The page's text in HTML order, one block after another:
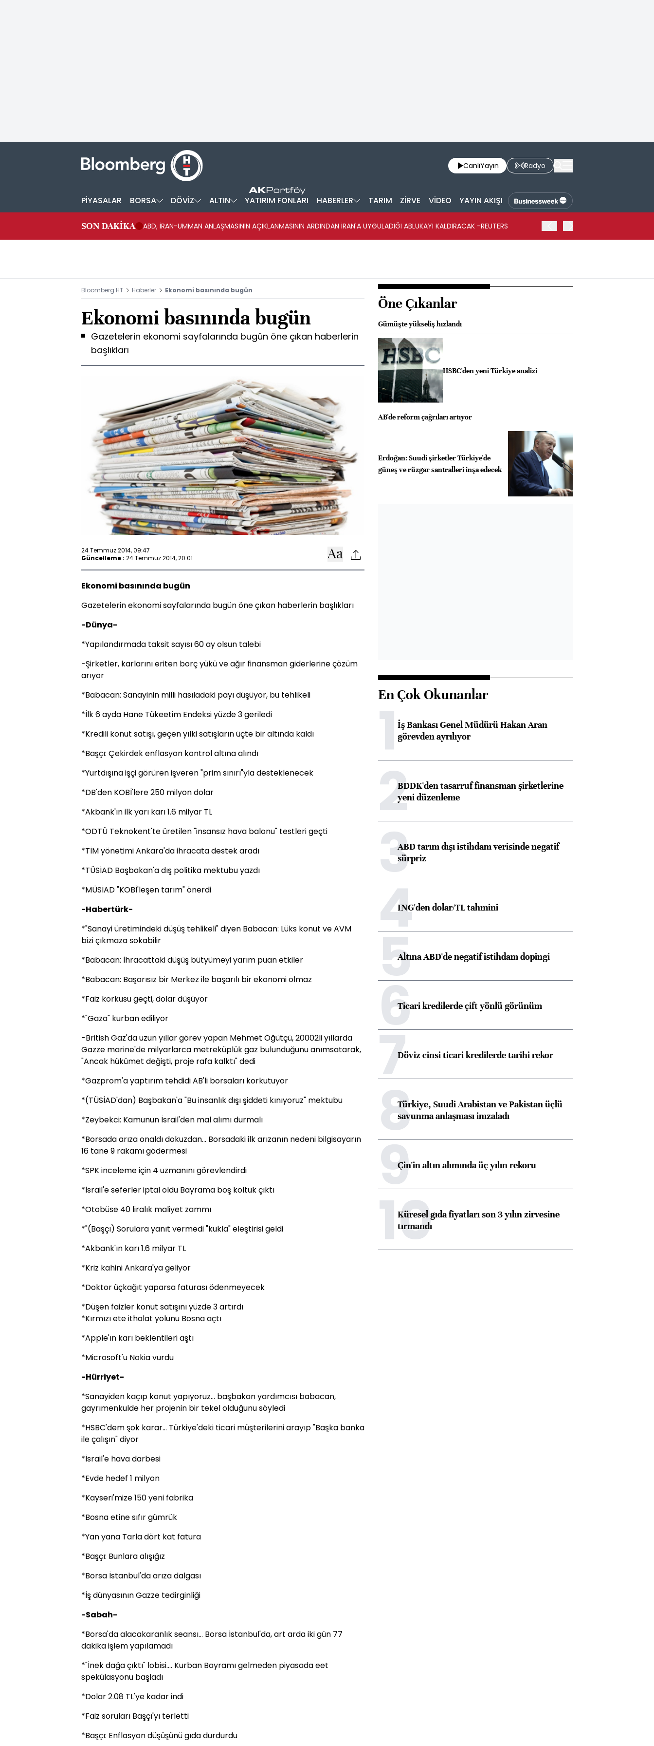
CanlıYayın Radyo
PİYASALAR BORSA DÖVİZ ALTIN YATIRIM FONLARI HABERLER TARIM ZİRVE VİDEO YAYIN AKIŞI
SON DAKİKA ABD, İRAN-UMMAN ANLAŞMASININ AÇIKLANMASININ ARDINDAN İRAN'A UYGULADIĞI ABLUKAYI KALDIRACAK -REUTERS
Bloomberg HT Haberler Ekonomi basınında bugün
Ekonomi basınında bugün
Gazetelerin ekonomi sayfalarında bugün öne çıkan haberlerin
başlıkları
24 Temmuz 2014, 09:47
Güncelleme : 24 Temmuz 2014, 20:01
Ekonomi basınında bugün
Gazetelerin ekonomi sayfalarında bugün öne çıkan haberlerin başlıkları
-Dünya-
*Yapılandırmada taksit sayısı 60 ay olsun talebi
-Şirketler, karlarını eriten borç yükü ve ağır finansman giderlerine çözüm
arıyor
*Babacan: Sanayinin milli hasıladaki payı düşüyor, bu tehlikeli
*İlk 6 ayda Hane Tükeetim Endeksi yüzde 3 geriledi
*Kredili konut satışı, geçen yılki satışların üçte bir altında kaldı
*Başçı: Çekirdek enflasyon kontrol altına alındı
*Yurtdışına işçi görüren işveren "prim sınırı"yla desteklenecek
*DB'den KOBİ'lere 250 milyon dolar
*Akbank'ın ilk yarı karı 1.6 milyar TL
*ODTÜ Teknokent'te üretilen "insansız hava balonu" testleri geçti
*TİM yönetimi Ankara'da ihracata destek aradı
*TÜSİAD Başbakan'a dış politika mektubu yazdı
*MÜSİAD "KOBİ'leşen tarım" önerdi
-Habertürk-
*"Sanayi üretimindeki düşüş tehlikeli" diyen Babacan: Lüks konut ve AVM
bizi çıkmaza sokabilir
*Babacan: İhracattaki düşüş bütyümeyi yarım puan etkiler
*Babacan: Başarısız bir Merkez ile başarılı bir ekonomi olmaz
*Faiz korkusu geçti, dolar düşüyor
*"Gaza" kurban ediliyor
-British Gaz'da uzun yıllar görev yapan Mehmet Öğütçü, 20002li yıllarda
Gazze marine'de milyarlarca metreküplük gaz bulunduğunu anımsatarak,
"Ancak hükümet değişti, proje rafa kalktı" dedi
*Gazprom'a yaptırım tehdidi AB'li borsaları korkutuyor
*(TÜSİAD'dan) Başbakan'a "Bu insanlık dışı şiddeti kınıyoruz" mektubu
*Zeybekci: Kamunun İsrail'den mal alımı durmalı
*Borsada arıza onaldı dokuzdan... Borsadaki ilk arızanın nedeni bilgisayarın
16 tane 9 rakamı gödermesi
*SPK inceleme için 4 uzmanını görevlendirdi
*İsrail'e seferler iptal oldu Bayrama boş koltuk çıktı
*Otobüse 40 liralık maliyet zammı
*"(Başçı) Sorulara yanıt vermedi "kukla" eleştirisi geldi
*Akbank'ın karı 1.6 milyar TL
*Kriz kahini Ankara'ya geliyor
*Doktor üçkağıt yaparsa faturası ödenmeyecek
*Düşen faizler konut satışını yüzde 3 artırdı
*Kırmızı ete ithalat yolunu Bosna açtı
*Apple'ın karı beklentileri aştı
*Microsoft'u Nokia vurdu
-Hürriyet-
*Sanayiden kaçıp konut yapıyoruz... başbakan yardımcısı babacan,
gayrımenkulde her projenin bir tekel olduğunu söyledi
*HSBC'dem şok karar... Türkiye'deki ticari müşterilerini arayıp "Başka banka
ile çalışın" diyor
*İsrail'e hava darbesi
*Evde hedef 1 milyon
*Kayseri'mize 150 yeni fabrika
*Bosna etine sıfır gümrük
*Yan yana Tarla dört kat fatura
*Başçı: Bunlara alışığız
*Borsa İstanbul'da arıza dalgası
*İş dünyasının Gazze tedirginliği
-Sabah-
*Borsa'da alacakaranlık seansı... Borsa İstanbul'da, art arda iki gün 77
dakika işlem yapılamadı
*"İnek dağa çıktı" lobisi.... Kurban Bayramı gelmeden piyasada eet
spekülasyonu başladı
*Dolar 2.08 TL'ye kadar indi
*Faiz soruları Başçı'yı terletti
*Başçı: Enflasyon düşüşünü gıda durdurdu
Öne Çıkanlar
Gümüşte yükseliş hızlandı
HSBC'den yeni Türkiye analizi
AB'de reform çağrıları artıyor
Erdoğan: Suudi şirketler Türkiye'de
güneş ve rüzgar santralleri inşa edecek
En Çok Okunanlar
1İş Bankası Genel Müdürü Hakan Aran
görevden ayrılıyor
2BDDK'den tasarruf finansman şirketlerine
yeni düzenleme
3ABD tarım dışı istihdam verisinde negatif
sürpriz
4ING'den dolar/TL tahmini
5Altına ABD'de negatif istihdam dopingi
6Ticari kredilerde çift yönlü görünüm
7Döviz cinsi ticari kredilerde tarihi rekor
8Türkiye, Suudi Arabistan ve Pakistan üçlü
savunma anlaşması imzaladı
9Çin'in altın alımında üç yılın rekoru
10
Küresel gıda fiyatları son 3 yılın zirvesine
tırmandı